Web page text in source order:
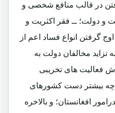
در قالب منافع شخصی و
و دولت؛ ــ فقر اکثریت و
گرفتن انواع فساد اعم از
تزاید مخالفان دولت به
فعالیت های تخریبی
بیشتر دست کشورهای
افغانستان؛ و بالاخره